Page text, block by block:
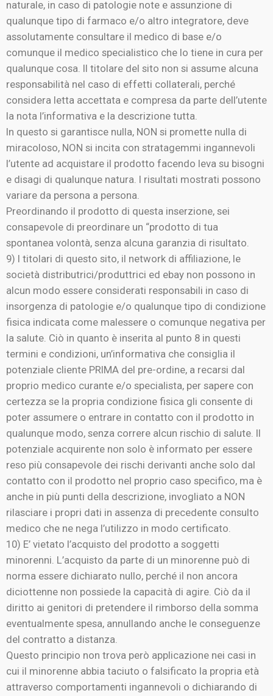
naturale, in caso di patologie note e assunzione di
qualunque tipo di farmaco e/o altro integratore, deve
assolutamente consultare il medico di base e/o
comunque il medico specialistico che lo tiene in cura per
qualunque cosa. Il titolare del sito non si assume alcuna
responsabilità nel caso di effetti collaterali, perché
considera letta accettata e compresa da parte dell’utente
la nota l’informativa e la descrizione tutta.
In questo si garantisce nulla, NON si promette nulla di
miracoloso, NON si incita con stratagemmi ingannevoli
l’utente ad acquistare il prodotto facendo leva su bisogni
e disagi di qualunque natura. I risultati mostrati possono
variare da persona a persona.
Preordinando il prodotto di questa inserzione, sei
consapevole di preordinare un “prodotto di tua
spontanea volontà, senza alcuna garanzia di risultato.
9) I titolari di questo sito, il network di affiliazione, le
società distributrici/produttrici ed ebay non possono in
alcun modo essere considerati responsabili in caso di
insorgenza di patologie e/o qualunque tipo di condizione
fisica indicata come malessere o comunque negativa per
la salute. Ciò in quanto è inserita al punto 8 in questi
termini e condizioni, un’informativa che consiglia il
potenziale cliente PRIMA del pre-ordine, a recarsi dal
proprio medico curante e/o specialista, per sapere con
certezza se la propria condizione fisica gli consente di
poter assumere o entrare in contatto con il prodotto in
qualunque modo, senza correre alcun rischio di salute. Il
potenziale acquirente non solo è informato per essere
reso più consapevole dei rischi derivanti anche solo dal
contatto con il prodotto nel proprio caso specifico, ma è
anche in più punti della descrizione, invogliato a NON
rilasciare i propri dati in assenza di precedente consulto
medico che ne nega l’utilizzo in modo certificato.
10) E’ vietato l’acquisto del prodotto a soggetti
minorenni. L’acquisto da parte di un minorenne può di
norma essere dichiarato nullo, perché il non ancora
diciottenne non possiede la capacità di agire. Ciò da il
diritto ai genitori di pretendere il rimborso della somma
eventualmente spesa, annullando anche le conseguenze
del contratto a distanza.
Questo principio non trova però applicazione nei casi in
cui il minorenne abbia taciuto o falsificato la propria età
attraverso comportamenti ingannevoli o dichiarando di